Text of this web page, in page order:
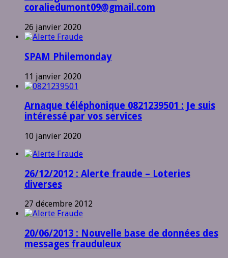
coraliedumont09@gmail.com
26 janvier 2020
SPAM Philemonday
11 janvier 2020
Arnaque téléphonique 0821239501 : Je suis
intéressé par vos services
10 janvier 2020
26/12/2012 : Alerte fraude – Loteries
diverses
27 décembre 2012
20/06/2013 : Nouvelle base de données des
messages frauduleux